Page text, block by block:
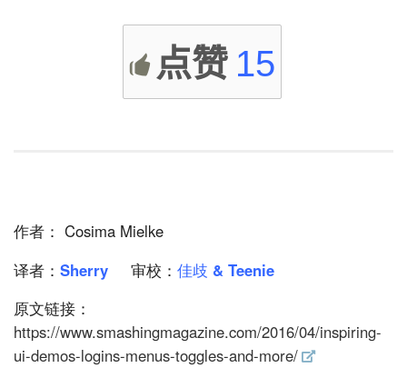
点赞 15
作者： Cosima Mielke
译者： Sherry 审校： 佳歧 & Teenie
原文链接：
https://www.smashingmagazine.com/2016/04/inspiring-
ui-demos-logins-menus-toggles-and-more/